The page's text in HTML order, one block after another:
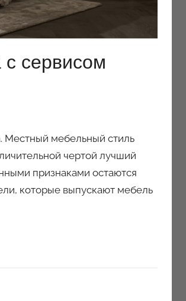
сервисом
Местный мебельный стиль
чертой лучший
признаками остаются
которые выпускают мебель